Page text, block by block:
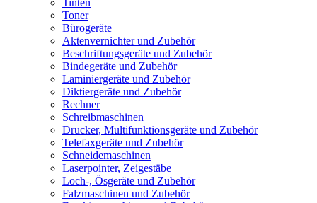
Tinten
Toner
Bürogeräte
Aktenvernichter und Zubehör
Beschriftungsgeräte und Zubehör
Bindegeräte und Zubehör
Laminiergeräte und Zubehör
Diktiergeräte und Zubehör
Rechner
Schreibmaschinen
Drucker, Multifunktionsgeräte und Zubehör
Telefaxgeräte und Zubehör
Schneidemaschinen
Laserpointer, Zeigestäbe
Loch-, Ösgeräte und Zubehör
Falzmaschinen und Zubehör